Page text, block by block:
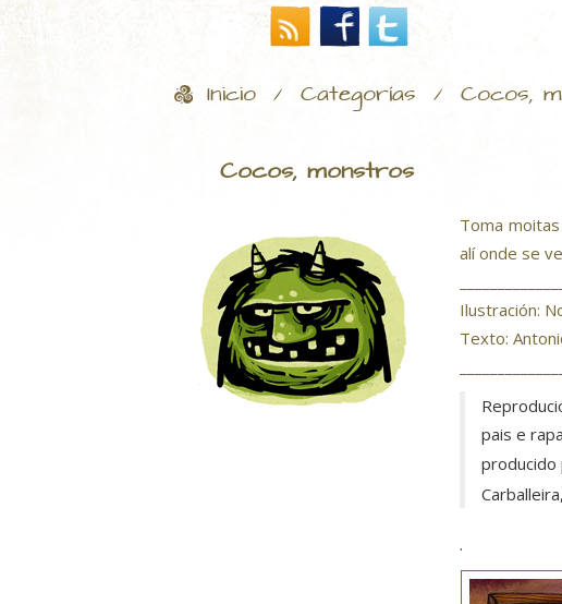
Inicio / Categorías / Cocos,
Cocos, monstros
Toma
alí onde se
Ilustración:
Texto:
pais e
producido
.